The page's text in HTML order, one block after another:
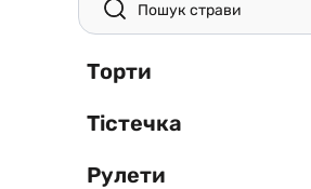
Торти
Тістечка
Рулети